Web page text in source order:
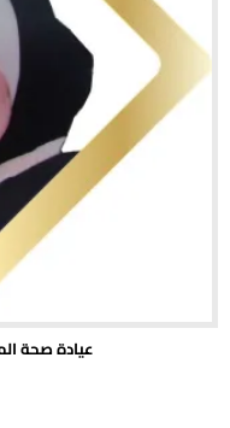
عيادة صحة